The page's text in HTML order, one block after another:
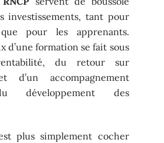
investissements, tant pour
pour les apprenants.
d’une formation se fait sous
du retour sur
d’un accompagnement
développement des
plus simplement cocher